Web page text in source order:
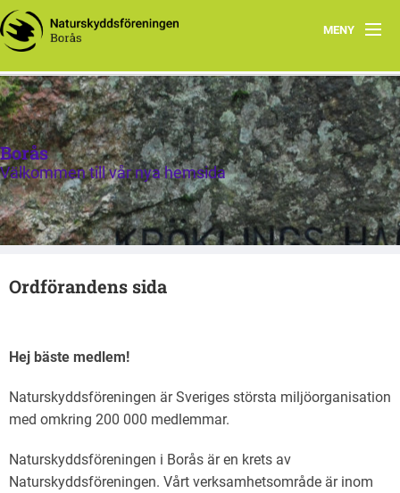
MENY
Välkommen till Naturskyddsföreningen i Borås
Senaste nytt!
Programverksamhet
Borås
Välkommen till vår nya hemsida
Ordförandens sida
Hej bäste medlem!
Naturskyddsföreningen är Sveriges största miljöorganisation
med omkring 200 000 medlemmar.
Naturskyddsföreningen i Borås är en krets av
Naturskyddsföreningen. Vårt verksamhetsområde är inom